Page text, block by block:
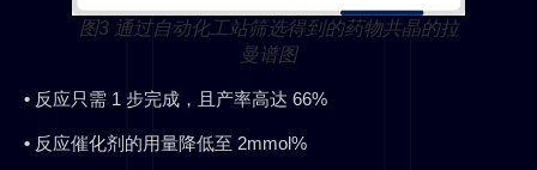
图3 通过自动化工站筛选得到的药物共晶的拉
曼谱图
• 反应只需 1 步完成，且产率高达 66%
• 反应催化剂的用量降低至 2mmol%